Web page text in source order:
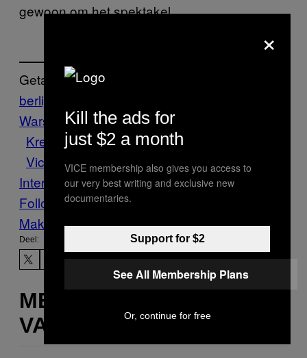
gewoon om het spektakel.
Getagd:
berlijn
Wars
crustpunk Cultuur fiets
Kreuzberg oorlog punkers
Vice Blog
VICE Germany
International
Follow Us On Discover
Make Us Preferred In Top Stories
Deel:
MEER
VAN DIT
×
Kill the ads for
just $2 a month
VICE membership also gives you access to
our very best writing and exclusive new
documentaries.
Support for $2
See All Membership Plans
Or, continue for free